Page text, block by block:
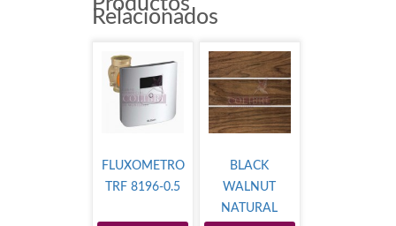
Relacionados
FLUXOMETRO
TRF 8196-0.5
BLACK
WALNUT
NATURAL